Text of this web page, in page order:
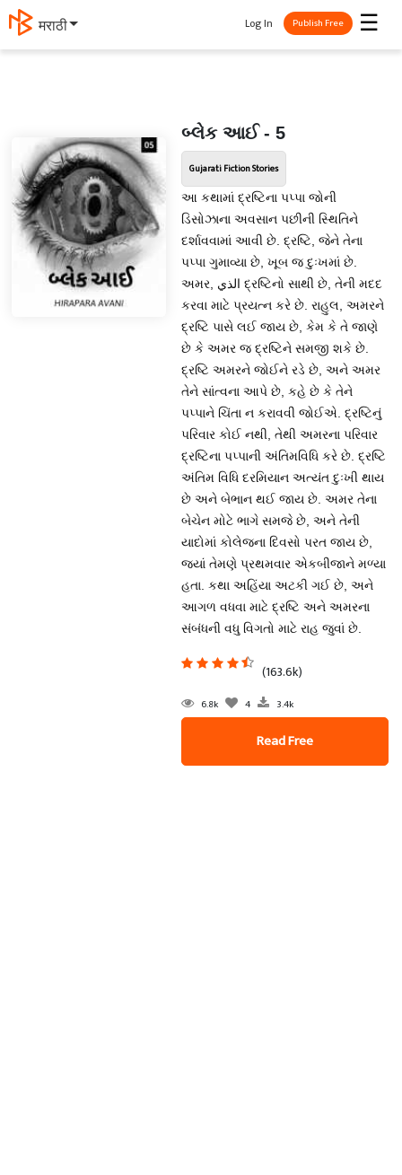
मराठी ☰
Log In Publish Free
બ્લેક આઈ - 5
Gujarati Fiction Stories
આ કથામાં દ્રષ્ટિના પપ્પા જોની
ડિસોઝાના અવસાન પછીની સ્થિતિને
દર્શાવવામાં આવી છે. દ્રષ્ટિ, જેને તેના
પપ્પા ગુમાવ્યા છે, ખૂબ જ દુઃખમાં છે.
અમર, الذي દ્રષ્ટિનો સાથી છે, તેની મદદ
કરવા માટે પ્રયત્ન કરે છે. રાહુલ, અમરને
દ્રષ્ટિ પાસે લઈ જાય છે, કેમ કે તે જાણે
છે કે અમર જ દ્રષ્ટિને સમજી શકે છે.
દ્રષ્ટિ અમરને જોઈને રડે છે, અને અમર
તેને સાંત્વના આપે છે, કહે છે કે તેને
પપ્પાને ચિંતા ન કરાવવી જોઈએ. દ્રષ્ટિનું
પરિવાર કોઈ નથી, તેથી અમરના પરિવાર
દ્રષ્ટિના પપ્પાની અંતિમવિધિ કરે છે. દ્રષ્ટિ
અંતિમ વિધિ દરમિયાન અત્યંત દુઃખી થાય
છે અને બેભાન થઈ જાય છે. અમર તેના
બેચેન મોટે ભાગે સમજે છે, અને તેની
યાદોમાં કોલેજના દિવસો પરત જાય છે,
જ્યાં તેમણે પ્રથમવાર એકબીજાને મળ્યા
હતા. કથા અહિંયા અટકી ગઈ છે, અને
આગળ વધવા માટે દ્રષ્ટિ અને અમરના
સંબંધની વધુ વિગતો માટે રાહ જુવાં છે.
(163.6k)
6.8k 4 3.4k
Read Free